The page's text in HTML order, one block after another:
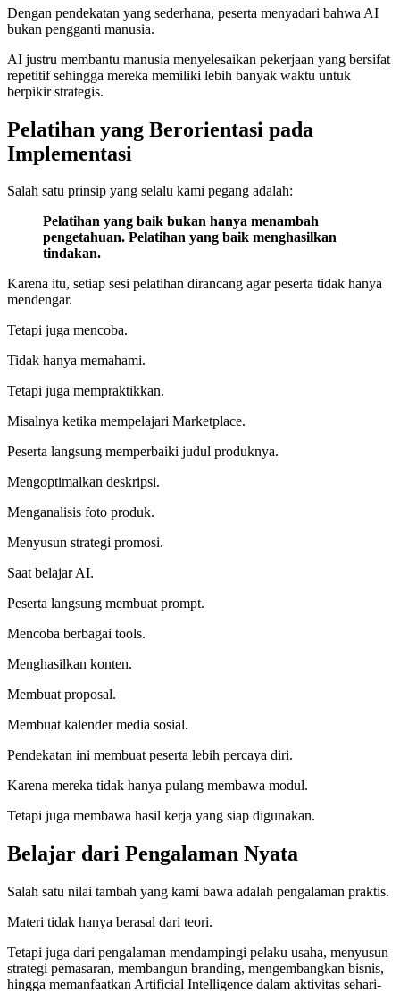
Dengan pendekatan yang sederhana, peserta menyadari bahwa AI
bukan pengganti manusia.
AI justru membantu manusia menyelesaikan pekerjaan yang bersifat
repetitif sehingga mereka memiliki lebih banyak waktu untuk
berpikir strategis.
Pelatihan yang Berorientasi pada
Implementasi
Salah satu prinsip yang selalu kami pegang adalah:
Pelatihan yang baik bukan hanya menambah
pengetahuan. Pelatihan yang baik menghasilkan
tindakan.
Karena itu, setiap sesi pelatihan dirancang agar peserta tidak hanya
mendengar.
Tetapi juga mencoba.
Tidak hanya memahami.
Tetapi juga mempraktikkan.
Misalnya ketika mempelajari Marketplace.
Peserta langsung memperbaiki judul produknya.
Mengoptimalkan deskripsi.
Menganalisis foto produk.
Menyusun strategi promosi.
Saat belajar AI.
Peserta langsung membuat prompt.
Mencoba berbagai tools.
Menghasilkan konten.
Membuat proposal.
Membuat kalender media sosial.
Pendekatan ini membuat peserta lebih percaya diri.
Karena mereka tidak hanya pulang membawa modul.
Tetapi juga membawa hasil kerja yang siap digunakan.
Belajar dari Pengalaman Nyata
Salah satu nilai tambah yang kami bawa adalah pengalaman praktis.
Materi tidak hanya berasal dari teori.
Tetapi juga dari pengalaman mendampingi pelaku usaha, menyusun
strategi pemasaran, membangun branding, mengembangkan bisnis,
hingga memanfaatkan Artificial Intelligence dalam aktivitas sehari-